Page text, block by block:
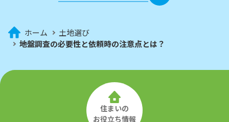
ホーム
土地選び
地盤調査の必要性と依頼時の注意点とは？
住まいの
お役立ち情報